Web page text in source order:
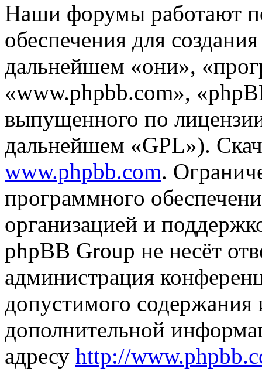
Наши форумы работают
обеспечения для
дальнейшем «они»,
«www.phpbb.com»,
выпущенного по
дальнейшем «GPL»).
www.phpbb.com.
программного
организацией и
phpBB Group не несёт
администрация
допустимого
дополнительной
адресу http://